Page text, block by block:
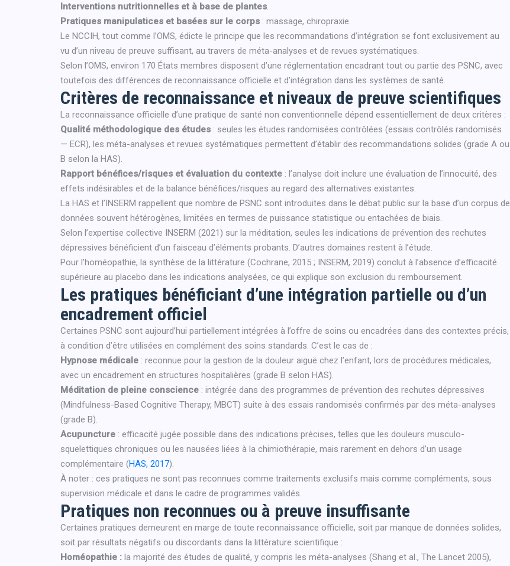
Interventions nutritionnelles et à base de plantes.
Pratiques manipulatices et basées sur le corps : massage, chiropraxie.
Le NCCIH, tout comme l’OMS, édicte le principe que les recommandations d’intégration se font exclusivement au
vu d’un niveau de preuve suffisant, au travers de méta-analyses et de revues systématiques.
Selon l’OMS, environ 170 États membres disposent d’une réglementation encadrant tout ou partie des PSNC, avec
toutefois des différences de reconnaissance officielle et d’intégration dans les systèmes de santé.
Critères de reconnaissance et niveaux de preuve scientifiques
La reconnaissance officielle d’une pratique de santé non conventionnelle dépend essentiellement de deux critères :
Qualité méthodologique des études : seules les études randomisées contrôlées (essais contrôlés randomisés
— ECR), les méta-analyses et revues systématiques permettent d’établir des recommandations solides (grade A ou
B selon la HAS).
Rapport bénéfices/risques et évaluation du contexte : l’analyse doit inclure une évaluation de l’innocuité, des
effets indésirables et de la balance bénéfices/risques au regard des alternatives existantes.
La HAS et l’INSERM rappellent que nombre de PSNC sont introduites dans le débat public sur la base d’un corpus de
données souvent hétérogènes, limitées en termes de puissance statistique ou entachées de biais.
Selon l’expertise collective INSERM (2021) sur la méditation, seules les indications de prévention des rechutes
dépressives bénéficient d’un faisceau d’éléments probants. D’autres domaines restent à l’étude.
Pour l’homéopathie, la synthèse de la littérature (Cochrane, 2015 ; INSERM, 2019) conclut à l’absence d’efficacité
supérieure au placebo dans les indications analysées, ce qui explique son exclusion du remboursement.
Les pratiques bénéficiant d’une intégration partielle ou d’un
encadrement officiel
Certaines PSNC sont aujourd’hui partiellement intégrées à l’offre de soins ou encadrées dans des contextes précis,
à condition d’être utilisées en complément des soins standards. C’est le cas de :
Hypnose médicale : reconnue pour la gestion de la douleur aiguë chez l’enfant, lors de procédures médicales,
avec un encadrement en structures hospitalières (grade B selon HAS).
Méditation de pleine conscience : intégrée dans des programmes de prévention des rechutes dépressives
(Mindfulness-Based Cognitive Therapy, MBCT) suite à des essais randomisés confirmés par des méta-analyses
(grade B).
Acupuncture : efficacité jugée possible dans des indications précises, telles que les douleurs musculo-
squelettiques chroniques ou les nausées liées à la chimiothérapie, mais rarement en dehors d’un usage
complémentaire (HAS, 2017).
À noter : ces pratiques ne sont pas reconnues comme traitements exclusifs mais comme compléments, sous
supervision médicale et dans le cadre de programmes validés.
Pratiques non reconnues ou à preuve insuffisante
Certaines pratiques demeurent en marge de toute reconnaissance officielle, soit par manque de données solides,
soit par résultats négatifs ou discordants dans la littérature scientifique :
Homéopathie : la majorité des études de qualité, y compris les méta-analyses (Shang et al., The Lancet 2005),